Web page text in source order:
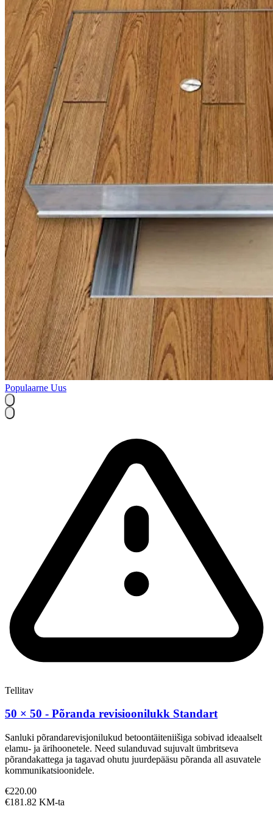
Populaarne Uus
Tellitav
50 × 50 - Põranda revisioonilukk Standart
Sanluki põrandarevisjonilukud betoontäiteniišiga sobivad ideaalselt
elamu- ja ärihoonetele. Need sulanduvad sujuvalt ümbritseva
põrandakattega ja tagavad ohutu juurdepääsu põranda all asuvatele
kommunikatsioonidele.
€220.00
€181.82 KM-ta